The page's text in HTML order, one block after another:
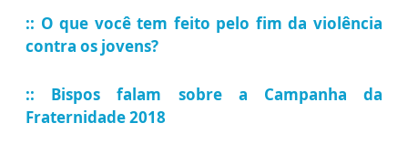
:: O que você tem feito pelo fim da violência
contra os jovens?
:: Bispos falam sobre a Campanha da
Fraternidade 2018